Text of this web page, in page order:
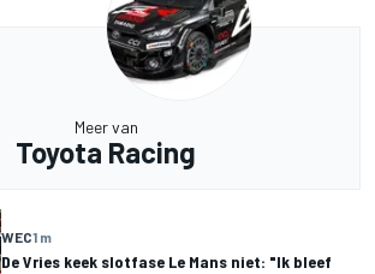
Meer van
Toyota Racing
WEC1 m
De Vries keek slotfase Le Mans niet: "Ik bleef